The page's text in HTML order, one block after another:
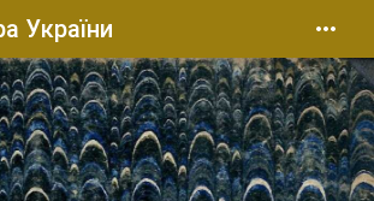
України